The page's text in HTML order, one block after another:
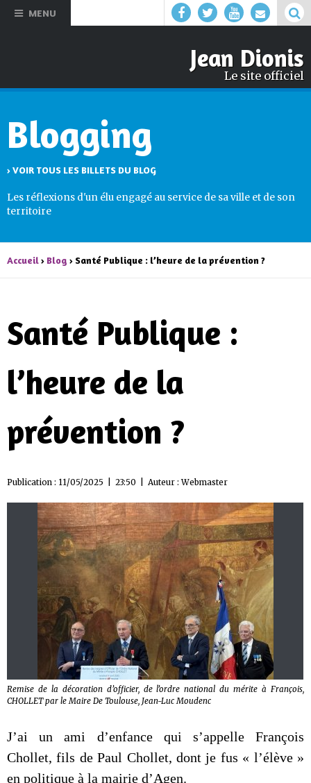
MENU
Jean Dionis
Le site officiel
Blogging
› VOIR TOUS LES BILLETS DU BLOG
Les réflexions d'un élu engagé au service de sa ville et de son
territoire
Accueil› Blog › Santé Publique : l’heure de la prévention ?
Santé Publique :
l’heure de la
prévention ?
Publication : 11/05/2025 | 23:50 | Auteur :Webmaster
Remise de la décoration d’officier, de l’ordre national du mérite à François,
CHOLLET par le Maire De Toulouse, Jean-Luc Moudenc
J’ai un ami d’enfance qui s’appelle François
Chollet, fils de Paul Chollet, dont je fus « l’élève »
en politique à la mairie d’Agen.